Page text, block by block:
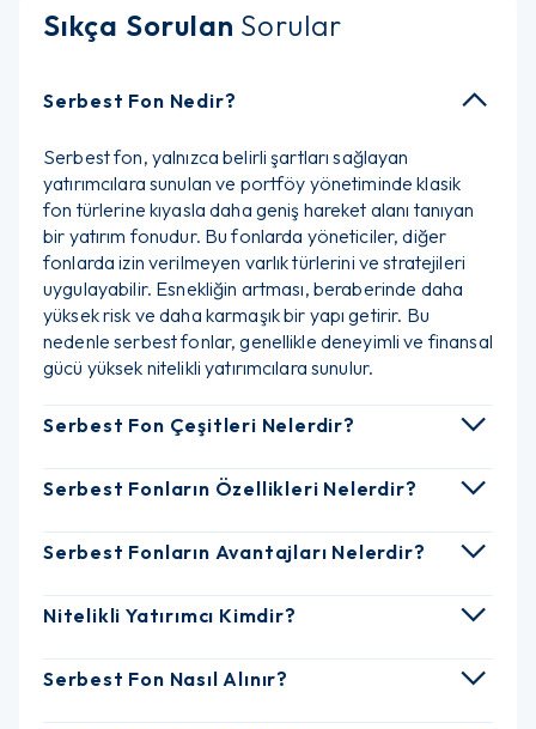
Sıkça Sorulan Sorular
Serbest Fon Nedir?
Serbest fon, yalnızca belirli şartları sağlayan
yatırımcılara sunulan ve portföy yönetiminde klasik
fon türlerine kıyasla daha geniş hareket alanı tanıyan
bir yatırım fonudur. Bu fonlarda yöneticiler, diğer
fonlarda izin verilmeyen varlık türlerini ve stratejileri
uygulayabilir. Esnekliğin artması, beraberinde daha
yüksek risk ve daha karmaşık bir yapı getirir. Bu
nedenle serbest fonlar, genellikle deneyimli ve finansal
gücü yüksek nitelikli yatırımcılara sunulur.
Serbest Fon Çeşitleri Nelerdir?
Serbest Fonların Özellikleri Nelerdir?
Serbest Fonların Avantajları Nelerdir?
Nitelikli Yatırımcı Kimdir?
Serbest Fon Nasıl Alınır?